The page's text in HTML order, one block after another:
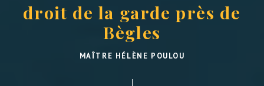
droit de la garde près de
Bègles
MAÎTRE HÉLÈNE POULOU